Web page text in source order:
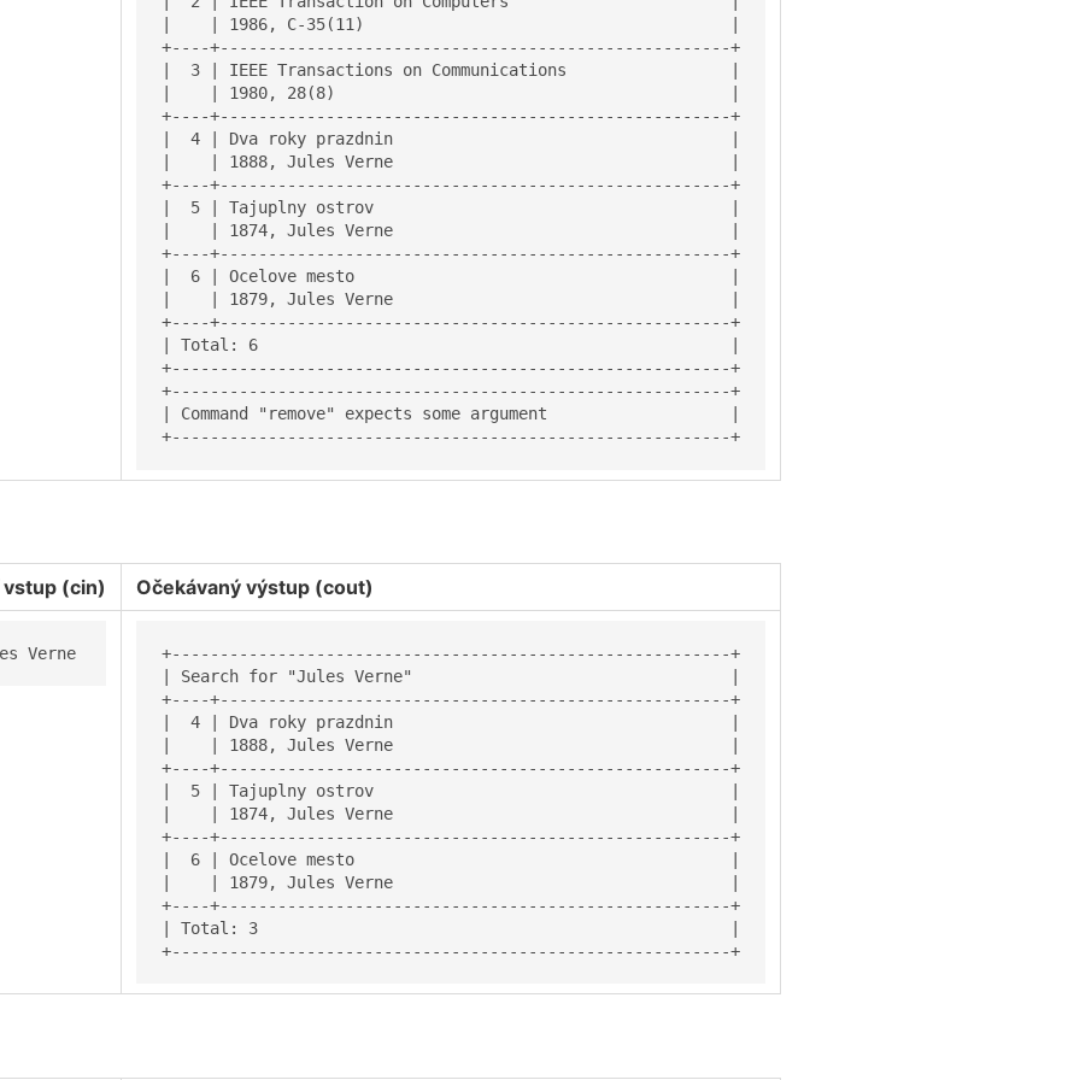
|    | 1986, C-35(11)                                      |
+----+-----------------------------------------------------+
|  3 | IEEE Transactions on Communications                 |
|    | 1980, 28(8)                                         |
+----+-----------------------------------------------------+
|  4 | Dva roky prazdnin                                   |
|    | 1888, Jules Verne                                   |
+----+-----------------------------------------------------+
|  5 | Tajuplny ostrov                                     |
|    | 1874, Jules Verne                                   |
+----+-----------------------------------------------------+
|  6 | Ocelove mesto                                       |
|    | 1879, Jules Verne                                   |
+----+-----------------------------------------------------+
| Total: 6                                                 |
+----------------------------------------------------------+
+----------------------------------------------------------+
| Command "remove" expects some argument                   |
+----------------------------------------------------------+
(cin) Očekávaný výstup (cout)
Verne
+----------------------------------------------------------+
| Search for "Jules Verne"                                 |
+----+-----------------------------------------------------+
|  4 | Dva roky prazdnin                                   |
|    | 1888, Jules Verne                                   |
+----+-----------------------------------------------------+
|  5 | Tajuplny ostrov                                     |
|    | 1874, Jules Verne                                   |
+----+-----------------------------------------------------+
|  6 | Ocelove mesto                                       |
|    | 1879, Jules Verne                                   |
+----+-----------------------------------------------------+
| Total: 3                                                 |
+----------------------------------------------------------+